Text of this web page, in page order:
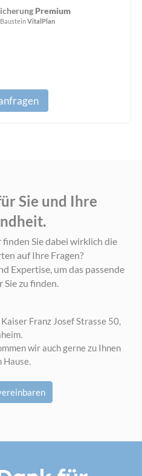
Premium
VitalPlan
Sie und Ihre
Sie dabei wirklich die
auf Ihre Fragen?
Expertise, um das passende
zu finden.
Franz Josef Strasse 50,
wir auch gerne zu Ihnen
Hause.